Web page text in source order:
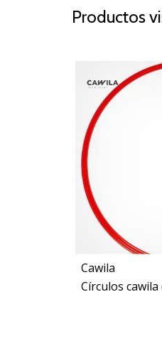
Productos
Cawila